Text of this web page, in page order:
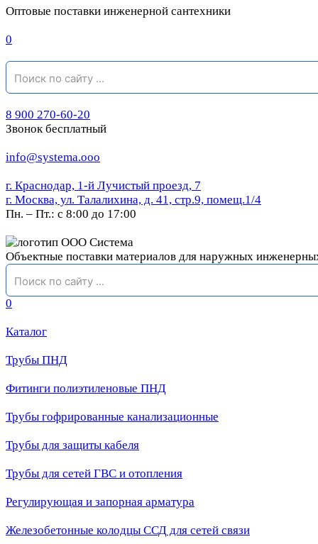
Оптовые поставки инженерной сантехники
0
8 900 270-60-20
Звонок бесплатный
info@systema.ooo
г. Краснодар, 1-й Лучистый проезд, 7
г. Москва, ул. Талалихина, д. 41, стр.9, помещ.1/4
Пн. – Пт.: с 8:00 до 17:00
Объектные поставки материалов для наружных
0
Каталог
Трубы ПНД
Фитинги полиэтиленовые ПНД
Трубы гофрированные канализационные
Трубы для защиты кабеля
Трубы для сетей ГВС и отопления
Регулирующая и запорная арматура
Железобетонные колодцы ССД для сетей связи